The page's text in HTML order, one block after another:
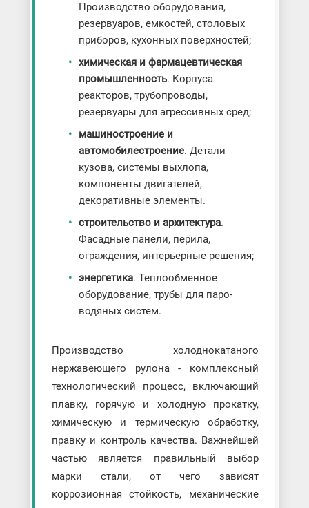
Производство оборудования,
резервуаров, емкостей, столовых
приборов, кухонных поверхностей;
химическая и фармацевтическая
промышленность. Корпуса
реакторов, трубопроводы,
резервуары для агрессивных сред;
машиностроение и
автомобилестроение. Детали
кузова, системы выхлопа,
компоненты двигателей,
декоративные элементы.
строительство и архитектура.
Фасадные панели, перила,
ограждения, интерьерные решения;
энергетика. Теплообменное
оборудование, трубы для паро-
водяных систем.
Производство холоднокатаного
нержавеющего рулона - комплексный
технологический процесс, включающий
плавку, горячую и холодную прокатку,
химическую и термическую обработку,
правку и контроль качества. Важнейшей
частью является правильный выбор
марки стали, от чего зависят
коррозионная стойкость, механические